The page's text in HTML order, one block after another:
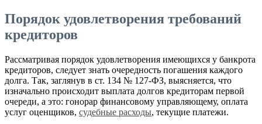
Порядок удовлетворения требований
кредиторов
Рассматривая порядок удовлетворения имеющихся у банкрота
кредиторов, следует знать очередность погашения каждого
долга. Так, заглянув в ст. 134 № 127-ФЗ, выясняется, что
изначально происходит выплата долгов кредиторам первой
очереди, а это: гонорар финансовому управляющему, оплата
услуг оценщиков, судебные расходы, текущие платежи.